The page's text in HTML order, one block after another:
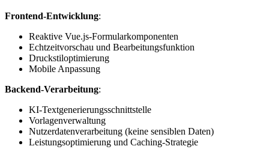
Frontend-Entwicklung:
Reaktive Vue.js-Formularkomponenten
Echtzeitvorschau und Bearbeitungsfunktion
Druckstiloptimierung
Mobile Anpassung
Backend-Verarbeitung:
KI-Textgenerierungsschnittstelle
Vorlagenverwaltung
Nutzerdatenverarbeitung (keine sensiblen Daten)
Leistungsoptimierung und Caching-Strategie